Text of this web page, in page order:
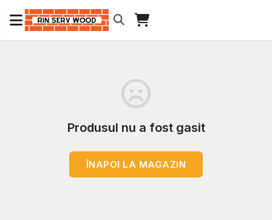
Produsul nu a fost gasit
ÎNAPOI LA MAGAZIN